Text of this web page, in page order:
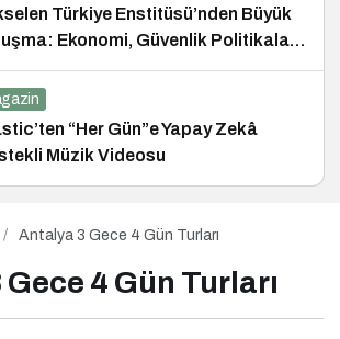
Türkiye Enstitüsü’nden Büyük
Ekonomi, Güvenlik Politikaları
Konferansı
“Her Gün”e Yapay Zekâ
Müzik Videosu
Antalya 3 Gece 4 Gün Turları
4 Gün Turları